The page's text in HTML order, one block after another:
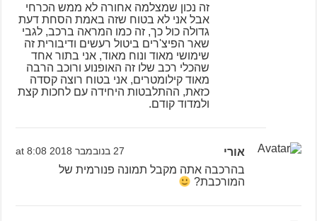
זה נכון שמצלמה אחורה לא ממש הכרחי
אבל אני לא בטוח שזה באמת הסחת דעת
גדולה כול כך, זה כמו המראה ברכב, לגבי
שאר הפיצ'רים ביטול רעשים ודיבורית זה
שימושי מאוד ונוח מאוד, אני בתור אחד
שהכלי רכב שלו זה האופנוע ורוכב הרבה
מאוד קילומטרים, אני בטוח רוצה קסדה
כזאת, ההתלבטות היחידה עם לחכות קצת
ולמדוד קודם.
אורי 27 בנובמבר 2018 at 8:08
בהרכבה אתה מקבל תמונה פנורמית של
המורכבת?